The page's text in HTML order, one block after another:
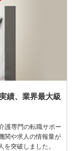
績、業界最大級
護専門の転職サポー
関や求人の情報量が
突破しました。